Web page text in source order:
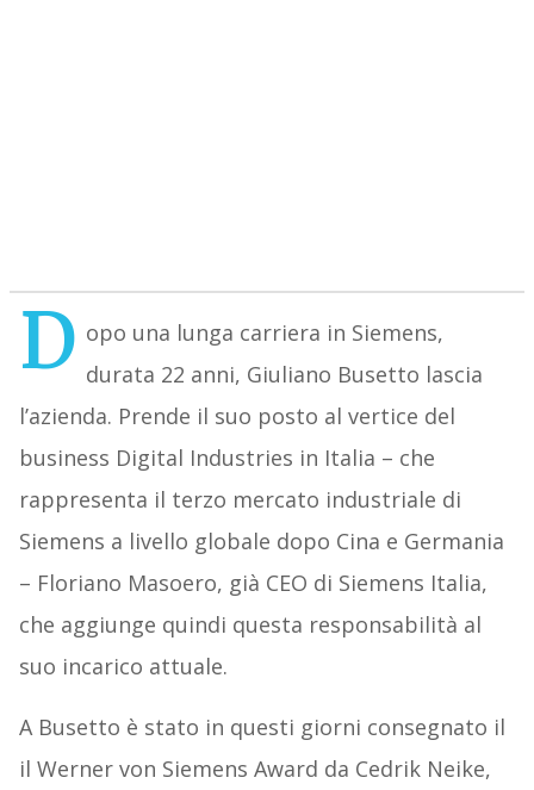
D opo una lunga carriera in Siemens,
durata 22 anni, Giuliano Busetto lascia
l’azienda. Prende il suo posto al vertice del
business Digital Industries in Italia – che
rappresenta il terzo mercato industriale di
Siemens a livello globale dopo Cina e Germania
– Floriano Masoero, già CEO di Siemens Italia,
che aggiunge quindi questa responsabilità al
suo incarico attuale.
A Busetto è stato in questi giorni consegnato il
il Werner von Siemens Award da Cedrik Neike,